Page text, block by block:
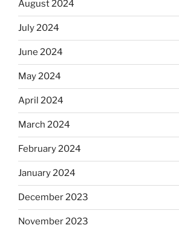
August 2024
July 2024
June 2024
May 2024
April 2024
March 2024
February 2024
January 2024
December 2023
November 2023